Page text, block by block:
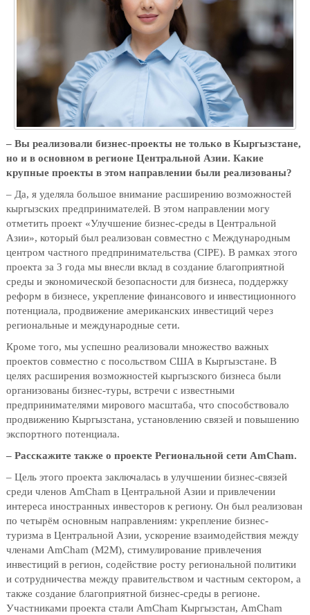
– Вы реализовали бизнес-проекты не только в Кыргызстане,
но и в основном в регионе Центральной Азии. Какие
крупные проекты в этом направлении были реализованы?
– Да, я уделяла большое внимание расширению возможностей
кыргызских предпринимателей. В этом направлении могу
отметить проект «Улучшение бизнес-среды в Центральной
Азии», который был реализован совместно с Международным
центром частного предпринимательства (CIPE). В рамках этого
проекта за 3 года мы внесли вклад в создание благоприятной
среды и экономической безопасности для бизнеса, поддержку
реформ в бизнесе, укрепление финансового и инвестиционного
потенциала, продвижение американских инвестиций через
региональные и международные сети.
Кроме того, мы успешно реализовали множество важных
проектов совместно с посольством США в Кыргызстане. В
целях расширения возможностей кыргызского бизнеса были
организованы бизнес-туры, встречи с известными
предпринимателями мирового масштаба, что способствовало
продвижению Кыргызстана, установлению связей и повышению
экспортного потенциала.
– Расскажите также о проекте Региональной сети AmCham.
– Цель этого проекта заключалась в улучшении бизнес-связей
среди членов AmCham в Центральной Азии и привлечении
интереса иностранных инвесторов к региону. Он был реализован
по четырём основным направлениям: укрепление бизнес-
туризма в Центральной Азии, ускорение взаимодействия между
членами AmCham (M2M), стимулирование привлечения
инвестиций в регион, содействие росту региональной политики
и сотрудничества между правительством и частным сектором, а
также создание благоприятной бизнес-среды в регионе.
Участниками проекта стали AmCham Кыргызстан, AmCham